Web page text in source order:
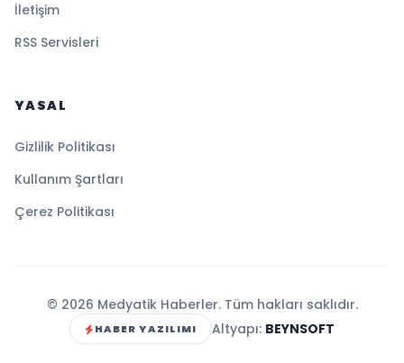
İletişim
RSS Servisleri
YASAL
Gizlilik Politikası
Kullanım Şartları
Çerez Politikası
© 2026 Medyatik Haberler. Tüm hakları saklıdır.
HABER YAZILIMI Altyapı: BEYNSOFT